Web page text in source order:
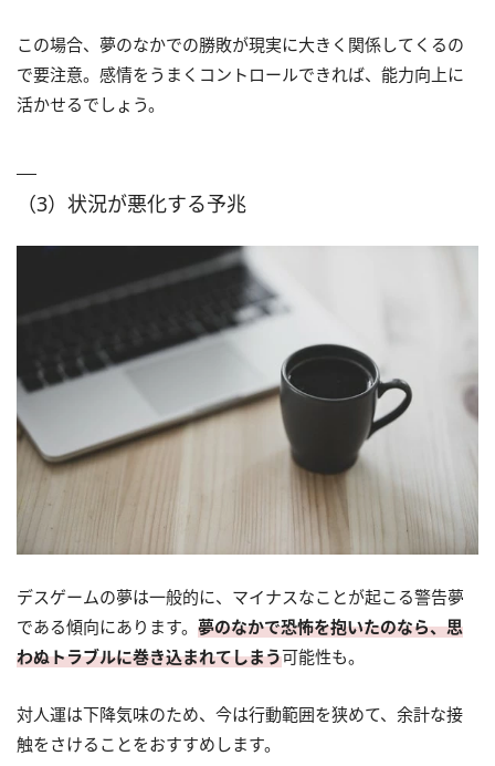
この場合、夢のなかでの勝敗が現実に大きく関係してくるの
で要注意。感情をうまくコントロールできれば、能力向上に
活かせるでしょう。
（3）状況が悪化する予兆
デスゲームの夢は一般的に、マイナスなことが起こる警告夢
である傾向にあります。 夢のなかで恐怖を抱いたのなら、思
わぬトラブルに巻き込まれてしまう可能性も。
対人運は下降気味のため、今は行動範囲を狭めて、余計な接
触をさけることをおすすめします。